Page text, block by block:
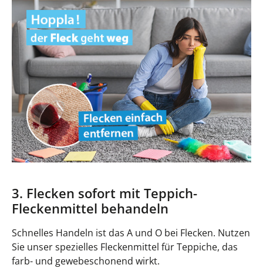
3. Flecken sofort mit Teppich-
Fleckenmittel behandeln
Schnelles Handeln ist das A und O bei Flecken. Nutzen
Sie unser spezielles Fleckenmittel für Teppiche, das
farb- und gewebeschonend wirkt.